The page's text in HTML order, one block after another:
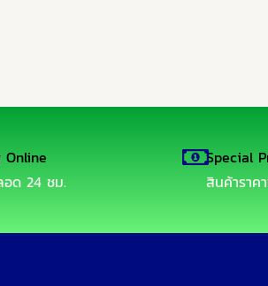
Online
อด 24 ชม.
Special
สินค้าราค